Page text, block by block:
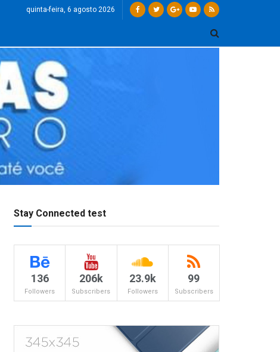
quinta-feira, 6 agosto 2026
Stay Connected test
136
Followers
206k
Subscribers
23.9k
Followers
99
Subscribers